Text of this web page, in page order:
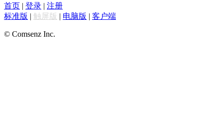
首页 | 登录 | 注册
标准版 | 触屏版 | 电脑版 | 客户端
© Comsenz Inc.